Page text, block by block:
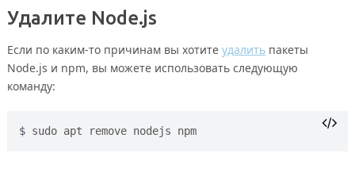
Удалите Node.js
Если по каким-то причинам вы хотите удалитьпакеты
Node.js и npm, вы можете использовать следующую
команду:
sudo apt remove nodejs npm